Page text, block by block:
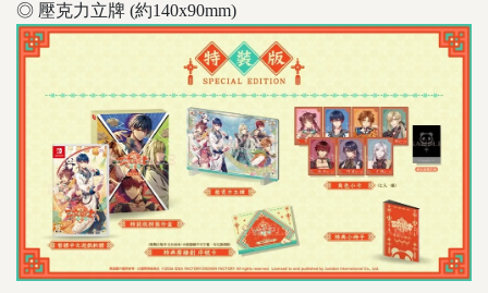
◎ 壓克力立牌 (約140x90mm)